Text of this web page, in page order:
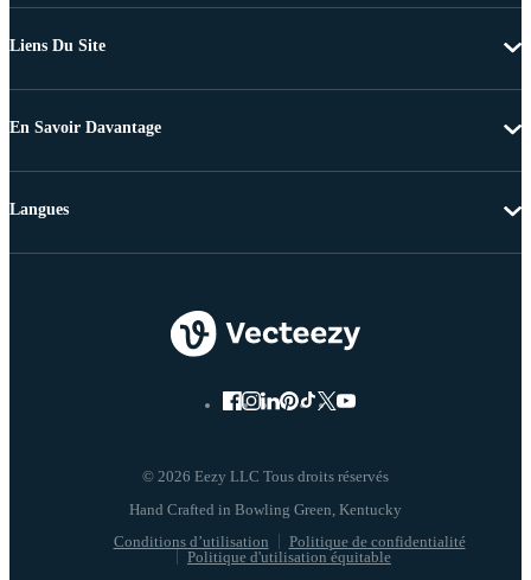
Liens Du Site
En Savoir Davantage
© 2026 Eezy LLC Tous droits réservés
Conditions d’utilisation
Politique de confidentialité
Politique d'utilisation équitable
Langues